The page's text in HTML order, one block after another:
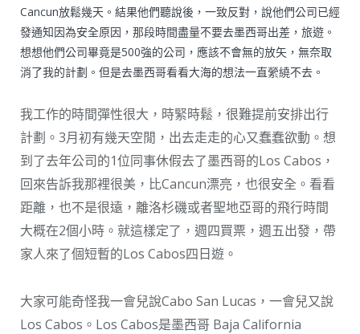
Cancun放鬆幾天。結果他們聽說後，一致反對，說他們公司已經
發通知因為安全原因，那段時間盡量不要去墨西哥出差，旅遊。
想想他們公司畢竟是500強的公司，應該不會無的放矢，無奈取
消了我的計劃。但是去墨西哥看看大海的想法一直縈繞不去。
我工作的時間彈性很大，時緊時鬆，很難提前安排出行
計劃。3月初有幾天空閒，出去走走的心又蠢蠢欲動。想
到了去年公司的1位同事休假去了墨西哥的Los Cabos，
回來告訴我那裡很美，比Cancun漂亮，也很安全。看看
距離，也不是很遠，離洛杉磯或者聖地亞哥的飛行時間
大概在2個小時。就這樣定了，週四買票，週五出發，帶
家人來了個短暫的Los Cabos四日遊。
大家可能奇怪我一會兒說Cabo San Lucas，一會兒又說
Los Cabos。Los Cabos是墨西哥 Baja California